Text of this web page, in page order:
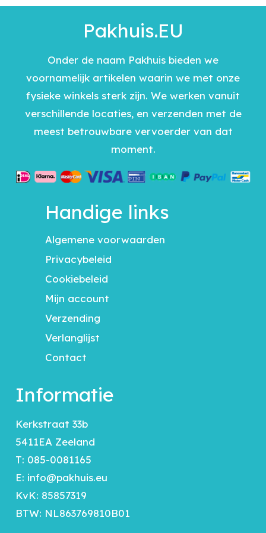
Pakhuis.EU
Onder de naam Pakhuis bieden we
voornamelijk artikelen waarin we met onze
fysieke winkels sterk zijn. We werken vanuit
verschillende locaties, en verzenden met de
meest betrouwbare vervoerder van dat
moment.
Handige links
Algemene voorwaarden
Privacybeleid
Cookiebeleid
Mijn account
Verzending
Verlanglijst
Contact
Informatie
Kerkstraat 33b
5411EA Zeeland
T: 085-0081165
E: info@pakhuis.eu
KvK: 85857319
BTW: NL863769810B01